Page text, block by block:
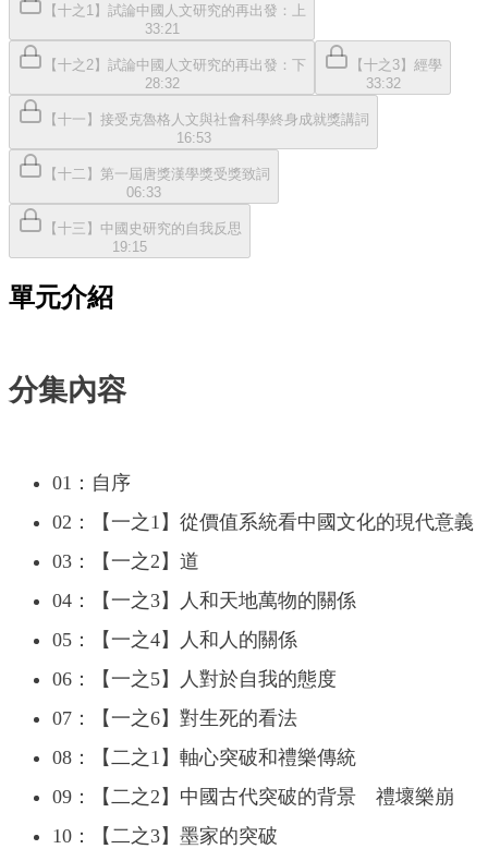
【十之1】試論中國人文研究的再出發：上
33:21
【十之2】試論中國人文研究的再出發：下
28:32
【十之3】經學
33:32
【十一】接受克魯格人文與社會科學終身成就獎講詞
16:53
【十二】第一屆唐獎漢學獎受獎致詞
06:33
【十三】中國史研究的自我反思
19:15
單元介紹
分集內容
01：自序
02：【一之1】從價值系統看中國文化的現代意義
03：【一之2】道
04：【一之3】人和天地萬物的關係
05：【一之4】人和人的關係
06：【一之5】人對於自我的態度
07：【一之6】對生死的看法
08：【二之1】軸心突破和禮樂傳統
09：【二之2】中國古代突破的背景 禮壞樂崩
10：【二之3】墨家的突破